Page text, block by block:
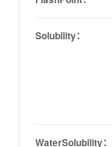
Solubility：
WaterSolubility：